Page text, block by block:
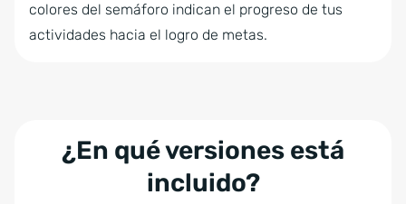
colores del semáforo indican el progreso de tus
actividades hacia el logro de metas.
¿En qué versiones está
incluido?